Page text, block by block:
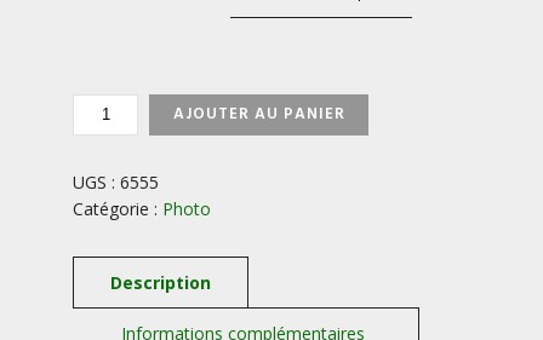
QUANTITÉ
ROCHES-
TUILIERE-
AUVERGNE-
AJOUTER AU PANIER
UGS : 6555
Catégorie : Photo